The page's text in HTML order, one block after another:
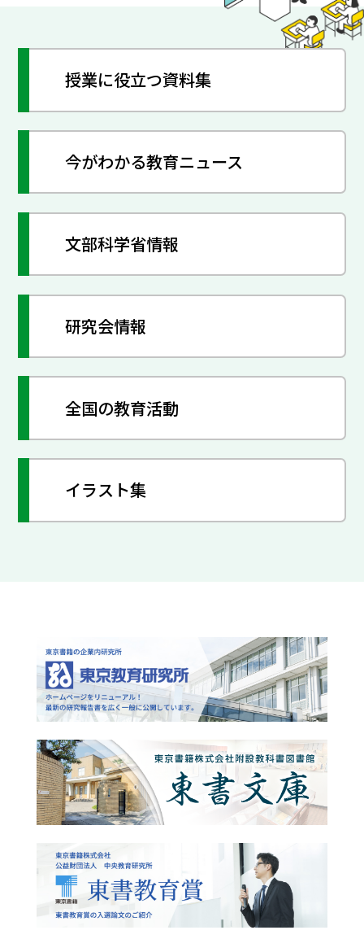
授業に役立つ資料集
今がわかる教育ニュース
文部科学省情報
研究会情報
全国の教育活動
イラスト集